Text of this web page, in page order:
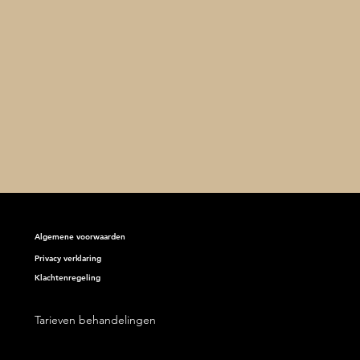
weken bij
En wat een
Algemene voorwaarden
Privacy verklaring
Klachtenregeling
Tarieven behandelingen